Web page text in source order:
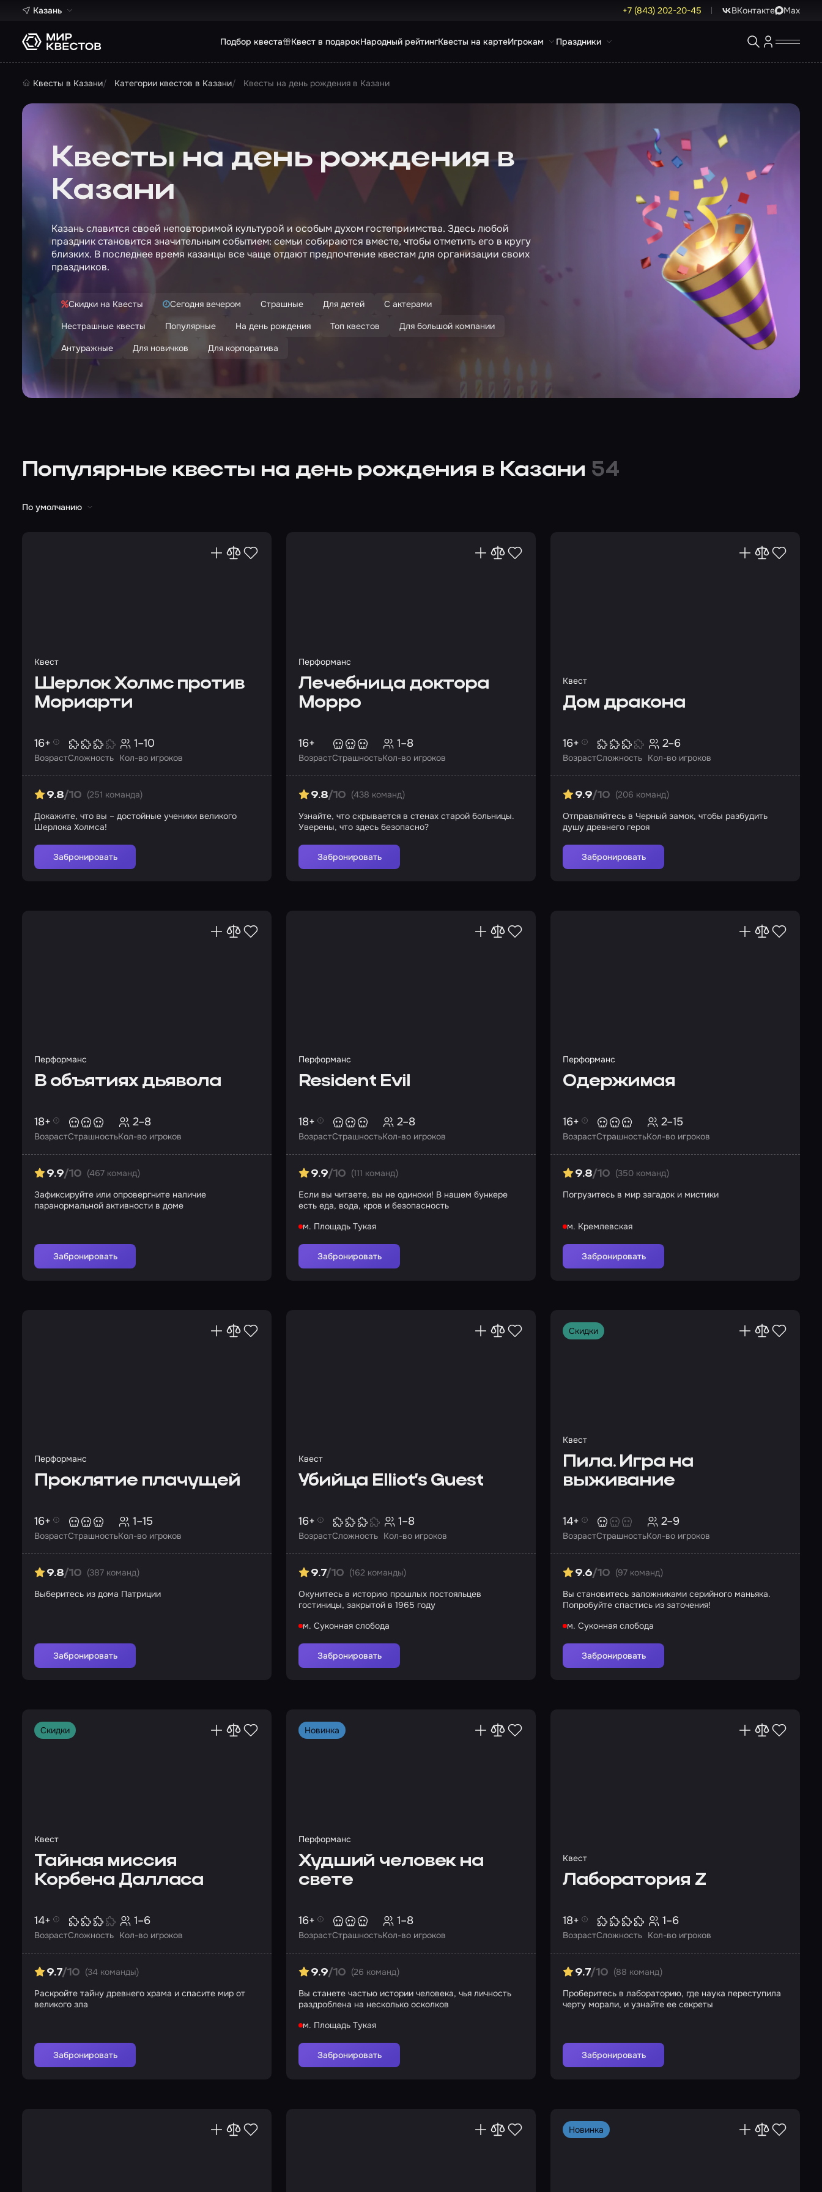
Казань +7 (843) 202-20-45 ВКонтакте Max
Подбор квеста Квест в подарокНародный рейтингКвесты на картеИгрокам Праздники
Квесты в Казани Категории квестов в Казани Квесты на день рождения в Казани
Квесты на день рождения в
Казани
Казань славится своей неповторимой культурой и особым духом гостеприимства. Здесь любой
праздник становится значительным событием: семьи собираются вместе, чтобы отметить его в кругу
близких. В последнее время казанцы все чаще отдают предпочтение квестам для организации своих
праздников.
Скидки на Квесты Сегодня вечером Страшные Для детей
С актерами
Нестрашные квесты
Популярные На день рождения Топ квестов
Для большой компании
Антуражные
Для новичков Для корпоратива
Популярные квесты на день рождения в Казани 54
По умолчанию
Квест
Шерлок Холмс против
Мориарти
Возраст
16+
Сложность Кол-во игроков
1–10
9.8/10 (251 команда)
Докажите, что вы – достойные ученики великого
Шерлока Холмса!
Забронировать
Перформанс
Лечебница доктора
Морро
Возраст
16+
СтрашностьКол-во игроков
1–8
9.8/10 (438 команд)
Узнайте, что скрывается в стенах старой больницы.
Уверены, что здесь безопасно?
Забронировать
Квест
Дом дракона
Возраст
16+
Сложность Кол-во игроков
2–6
9.9/10 (206 команд)
Отправляйтесь в Черный замок, чтобы разбудить
душу древнего героя
Забронировать
Перформанс
В объятиях дьявола
Возраст
18+
СтрашностьКол-во игроков
2–8
9.9/10 (467 команд)
Зафиксируйте или опровергните наличие
паранормальной активности в доме
Забронировать
Перформанс
Resident Evil
Возраст
18+
СтрашностьКол-во игроков
2–8
9.9/10 (111 команд)
Если вы читаете, вы не одиноки! В нашем бункере
есть еда, вода, кров и безопасность
м. Площадь Тукая
Забронировать
Перформанс
Одержимая
Возраст
16+
СтрашностьКол-во игроков
2–15
9.8/10 (350 команд)
Погрузитесь в мир загадок и мистики
м. Кремлевская
Забронировать
Перформанс
Проклятие плачущей
Возраст
16+
СтрашностьКол-во игроков
1–15
9.8/10 (387 команд)
Выберитесь из дома Патриции
Забронировать
Квест
Убийца Elliot’s Guest
Возраст
16+
Сложность Кол-во игроков
1–8
9.7/10 (162 команды)
Окунитесь в историю прошлых постояльцев
гостиницы, закрытой в 1965 году
м. Суконная слобода
Забронировать
Скидки
Квест
Пила. Игра на
выживание
Возраст
14+
СтрашностьКол-во игроков
2–9
9.6/10 (97 команд)
Вы становитесь заложниками серийного маньяка.
Попробуйте спастись из заточения!
м. Суконная слобода
Забронировать
Скидки
Квест
Тайная миссия
Корбена Далласа
Возраст
14+
Сложность Кол-во игроков
1–6
9.7/10 (34 команды)
Раскройте тайну древнего храма и спасите мир от
великого зла
Забронировать
Новинка
Перформанс
Худший человек на
свете
Возраст
16+
СтрашностьКол-во игроков
1–8
9.9/10 (26 команд)
Вы станете частью истории человека, чья личность
раздроблена на несколько осколков
м. Площадь Тукая
Забронировать
Квест
Лаборатория Z
Возраст
18+
Сложность Кол-во игроков
1–6
9.7/10 (88 команд)
Проберитесь в лабораторию, где наука переступила
черту морали, и узнайте ее секреты
Забронировать
Новинка